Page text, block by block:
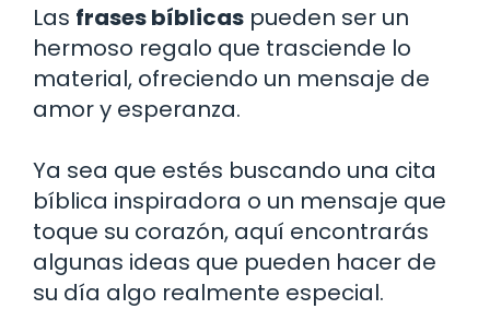
Las frases bíblicas pueden ser un
hermoso regalo que trasciende lo
material, ofreciendo un mensaje de
amor y esperanza.
Ya sea que estés buscando una cita
bíblica inspiradora o un mensaje que
toque su corazón, aquí encontrarás
algunas ideas que pueden hacer de
su día algo realmente especial.